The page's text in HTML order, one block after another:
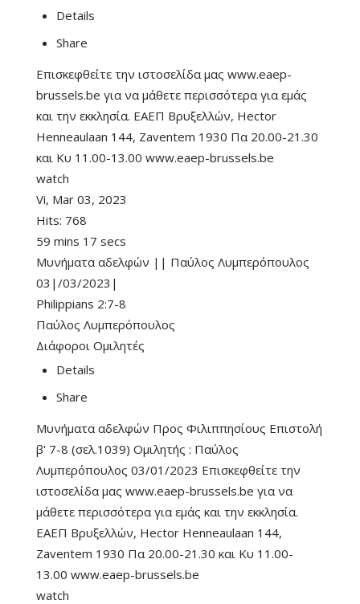
Details
Share
Επισκεφθείτε την ιστοσελίδα μας www.eaep-
brussels.be για να μάθετε περισσότερα για εμάς
και την εκκλησία. ΕΑΕΠ Βρυξελλών, Hector
Henneaulaan 144, Zaventem 1930 Πα 20.00-21.30
και Κυ 11.00-13.00 www.eaep-brussels.be
watch
Vi, Mar 03, 2023
Hits: 768
59 mins 17 secs
Μυνήματα αδελφών || Παύλος Λυμπερόπουλος
03|/03/2023|
Philippians 2:7-8
Παύλος Λυμπερόπουλος
Διάφοροι Ομιλητές
Details
Share
Μυνήματα αδελφών Προς Φιλιππησίους Επιστολή
β' 7-8 (σελ.1039) Ομιλητής : Παύλος
Λυμπερόπουλος 03/01/2023 Επισκεφθείτε την
ιστοσελίδα μας www.eaep-brussels.be για να
μάθετε περισσότερα για εμάς και την εκκλησία.
ΕΑΕΠ Βρυξελλών, Hector Henneaulaan 144,
Zaventem 1930 Πα 20.00-21.30 και Κυ 11.00-
13.00 www.eaep-brussels.be
watch